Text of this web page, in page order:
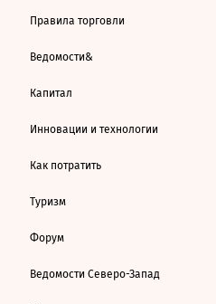
Правила торговли
Ведомости&
Капитал
Инновации и технологии
Как потратить
Туризм
Форум
Ведомости Северо-Запад